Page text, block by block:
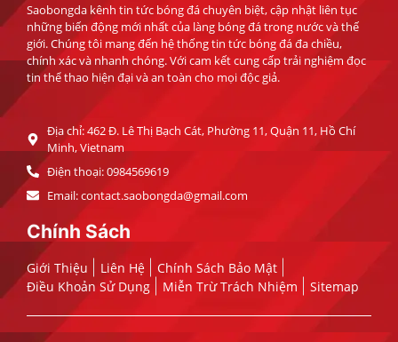
Saobongda kênh tin tức bóng đá chuyên biệt, cập nhật liên tục
những biến động mới nhất của làng bóng đá trong nước và thế
giới. Chúng tôi mang đến hệ thống tin tức bóng đá đa chiều,
chính xác và nhanh chóng. Với cam kết cung cấp trải nghiệm đọc
tin thể thao hiện đại và an toàn cho mọi độc giả.
Địa chỉ: 462 Đ. Lê Thị Bạch Cát, Phường 11, Quận 11, Hồ Chí
Minh, Vietnam
Điện thoại: 0984569619
Email:contact.saobongda@gmail.com
Chính Sách
Giới Thiệu Liên Hệ
Chính Sách Bảo Mật
Điều Khoản Sử Dụng
Miễn Trừ Trách Nhiệm Sitemap